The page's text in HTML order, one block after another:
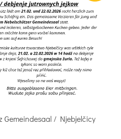
Gemeindesaal / Njebjelčicy